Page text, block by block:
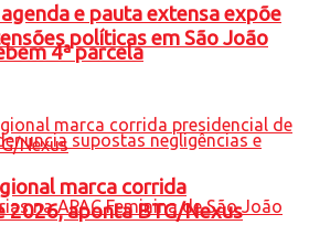
4ª parcela
e pauta extensa expõe
políticas em São João
marca corrida
2026, aponta BTG/Nexus